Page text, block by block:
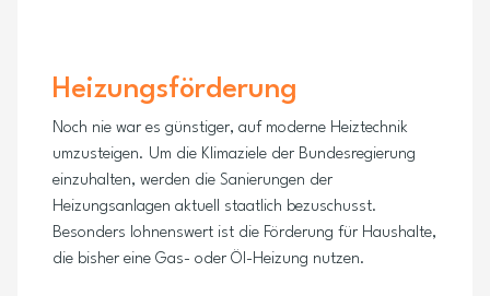
Heizungsförderung
Noch nie war es günstiger, auf moderne Heiztechnik
umzusteigen. Um die Klimaziele der Bundesregierung
einzuhalten, werden die Sanierungen der
Heizungsanlagen aktuell staatlich bezuschusst.
Besonders lohnenswert ist die Förderung für Haushalte,
die bisher eine Gas- oder Öl-Heizung nutzen.